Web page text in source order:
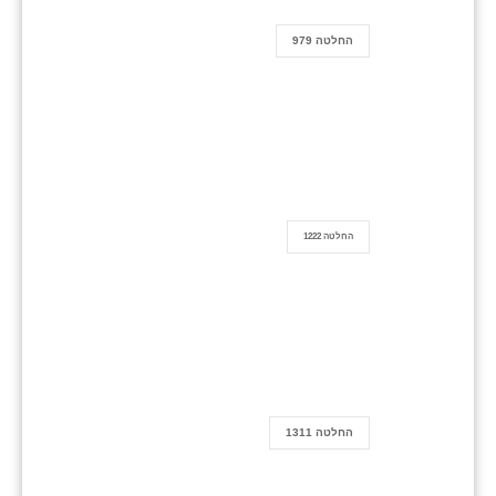
החלטה 979
החלטה 1222
החלטה 1311